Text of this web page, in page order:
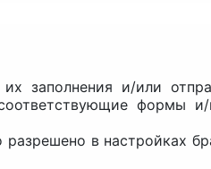
заполнения и/или
формы
в настройках